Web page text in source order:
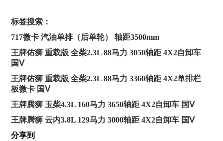
标签搜索：
717微卡 汽油单排（后单轮） 轴距3500mm
王牌佑狮 重载版 全柴2.3L 88马力 3050轴距 4X2自卸车
国Ⅴ
王牌佑狮 重载版 全柴2.3L 88马力 3360轴距 4X2单排栏
板微卡 国Ⅴ
王牌腾狮 玉柴4.3L 160马力 3650轴距 4X2自卸车 国Ⅴ
王牌腾狮 云内3.8L 129马力 3000轴距 4X2自卸车 国Ⅴ
分享到